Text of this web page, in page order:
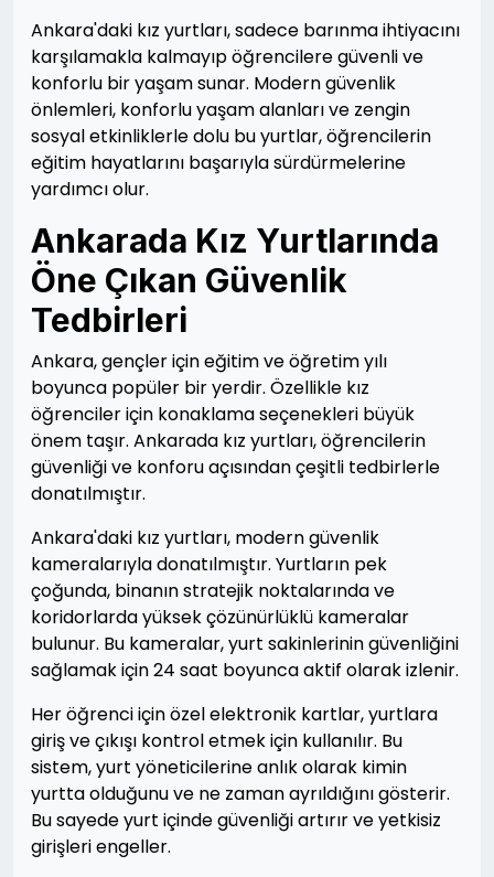
Ankara'daki kız yurtları, sadece barınma ihtiyacını
karşılamakla kalmayıp öğrencilere güvenli ve
konforlu bir yaşam sunar. Modern güvenlik
önlemleri, konforlu yaşam alanları ve zengin
sosyal etkinliklerle dolu bu yurtlar, öğrencilerin
eğitim hayatlarını başarıyla sürdürmelerine
yardımcı olur.
Ankarada Kız Yurtlarında
Öne Çıkan Güvenlik
Tedbirleri
Ankara, gençler için eğitim ve öğretim yılı
boyunca popüler bir yerdir. Özellikle kız
öğrenciler için konaklama seçenekleri büyük
önem taşır. Ankarada kız yurtları, öğrencilerin
güvenliği ve konforu açısından çeşitli tedbirlerle
donatılmıştır.
Ankara'daki kız yurtları, modern güvenlik
kameralarıyla donatılmıştır. Yurtların pek
çoğunda, binanın stratejik noktalarında ve
koridorlarda yüksek çözünürlüklü kameralar
bulunur. Bu kameralar, yurt sakinlerinin güvenliğini
sağlamak için 24 saat boyunca aktif olarak izlenir.
Her öğrenci için özel elektronik kartlar, yurtlara
giriş ve çıkışı kontrol etmek için kullanılır. Bu
sistem, yurt yöneticilerine anlık olarak kimin
yurtta olduğunu ve ne zaman ayrıldığını gösterir.
Bu sayede yurt içinde güvenliği artırır ve yetkisiz
girişleri engeller.